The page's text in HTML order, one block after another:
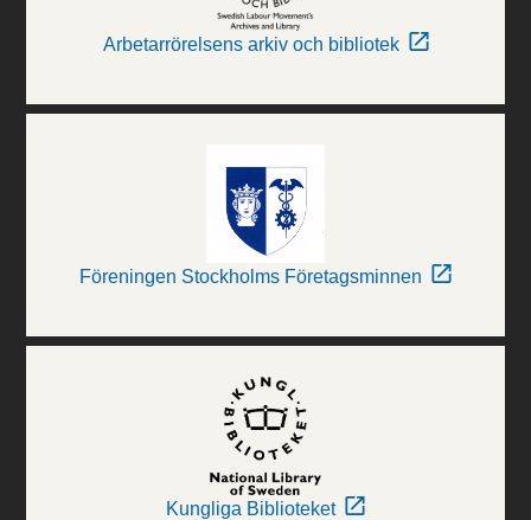
Arbetarrörelsens arkiv och bibliotek
Föreningen Stockholms Företagsminnen
Kungliga Biblioteket